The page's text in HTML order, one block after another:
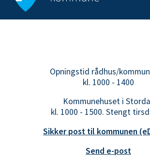
Opningstid rådhus/
kl. 1000 - 1400
Kommunehuset i
kl. 1000 - 1500. Stengt
Sikker post til kommunen
Send e-post